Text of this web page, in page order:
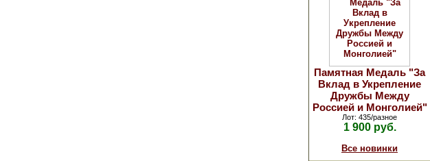
Памятная Медаль "За
Вклад в Укрепление
Дружбы Между
Россией и Монголией"
Лот: 435/разное
1 900 руб.
Все новинки